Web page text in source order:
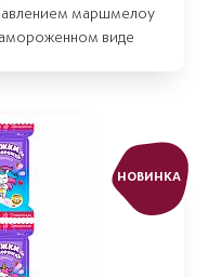
маршмелоу
виде
НОВИНКА